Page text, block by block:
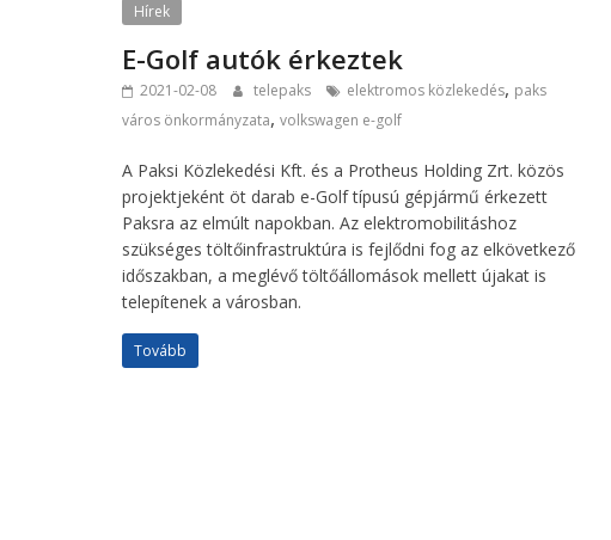
Hírek
E-Golf autók érkeztek
2021-02-08 telepaks elektromos közlekedés, paks
város önkormányzata, volkswagen e-golf
A Paksi Közlekedési Kft. és a Protheus Holding Zrt. közös
projektjeként öt darab e-Golf típusú gépjármű érkezett
Paksra az elmúlt napokban. Az elektromobilitáshoz
szükséges töltőinfrastruktúra is fejlődni fog az elkövetkező
időszakban, a meglévő töltőállomások mellett újakat is
telepítenek a városban.
Tovább